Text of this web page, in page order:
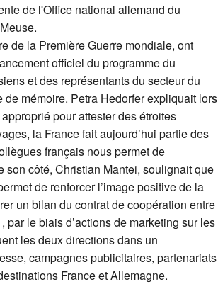
de l'Office national allemand du
de la Première Guerre mondiale, ont
officiel du programme du
et des représentants du secteur du
mémoire. Petra Hedorfer expliquait lors
pour attester des étroites
la France fait aujourd’hui partie des
français nous permet de
son côté, Christian Mantei, soulignait que
de renforcer l’image positive de la
un bilan du contrat de coopération entre
par le biais d’actions de marketing sur les
les deux directions dans un
campagnes publicitaires, partenariats
France et Allemagne.